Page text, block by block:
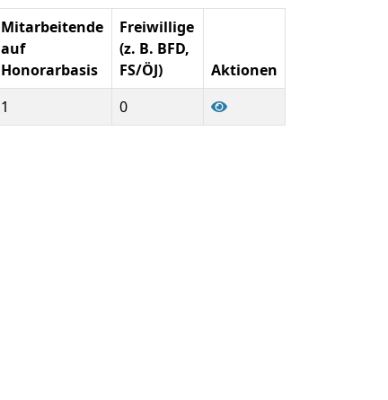
Mitarbeitende
auf
Honorarbasis
Freiwillige
(z. B. BFD,
FS/ÖJ)
Aktionen
1 0